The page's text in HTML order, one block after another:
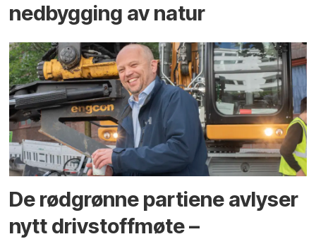
ned­bygging av natur
De rødgrønne partiene avlyser
nytt drivstoffmøte –